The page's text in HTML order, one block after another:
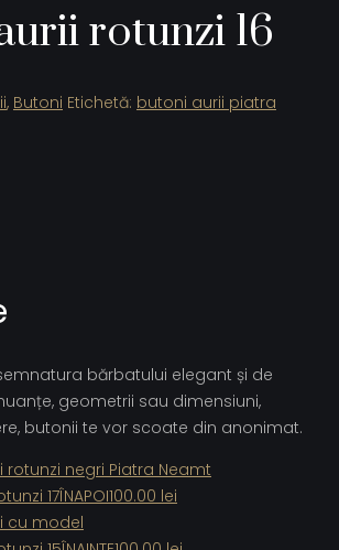
rotunzi 16
, Butoni Etichetă: butoni aurii piatra
bărbatului elegant și de
geometrii sau dimensiuni,
butonii te vor scoate din anonimat.
17ÎNAPOI100.00 lei